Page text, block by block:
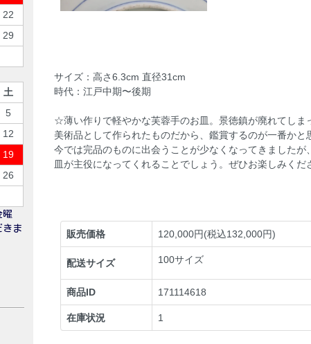
サイズ：高さ6.3cm 直径31cm
時代：江戸中期〜後期
☆薄い作りで軽やかな芙蓉手のお皿。景徳鎮が廃れてし
美術品として作られたものだから、鑑賞するのが一番か
今では完品のものに出会うことが少なくなってきました
皿が主役になってくれることでしょう。ぜひお楽しみくだ
販売価格 120,000円(税込132,000円)
配送サイズ 100サイズ
商品ID 171114618
在庫状況 1
22
29
土
5
12
19
26
曜
きま